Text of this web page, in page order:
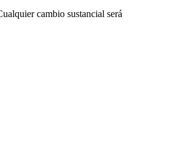
cambio sustancial será